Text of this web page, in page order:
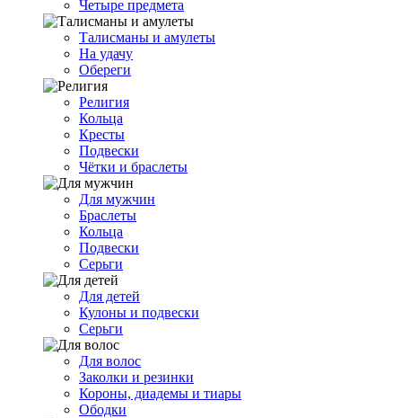
Четыре предмета
Талисманы и амулеты
На удачу
Обереги
Религия
Кольца
Кресты
Подвески
Чётки и браслеты
Для мужчин
Браслеты
Кольца
Подвески
Серьги
Для детей
Кулоны и подвески
Серьги
Для волос
Заколки и резинки
Короны, диадемы и тиары
Ободки